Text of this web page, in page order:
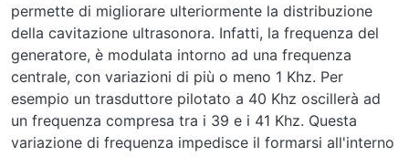
permette di migliorare ulteriormente la distribuzione
della cavitazione ultrasonora. Infatti, la frequenza del
generatore, è modulata intorno ad una frequenza
centrale, con variazioni di più o meno 1 Khz. Per
esempio un trasduttore pilotato a 40 Khz oscillerà ad
un frequenza compresa tra i 39 e i 41 Khz. Questa
variazione di frequenza impedisce il formarsi all'interno